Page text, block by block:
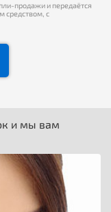
продажи и передаётся
средством, с
и мы вам